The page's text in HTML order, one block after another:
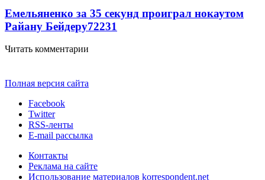
Емельяненко за 35 секунд проиграл нокаутом
Райану Бейдеру72231
Читать комментарии
Полная версия сайта
Facebook
Twitter
RSS-ленты
E-mail рассылка
Контакты
Реклама на сайте
Использование материалов korrespondent.net